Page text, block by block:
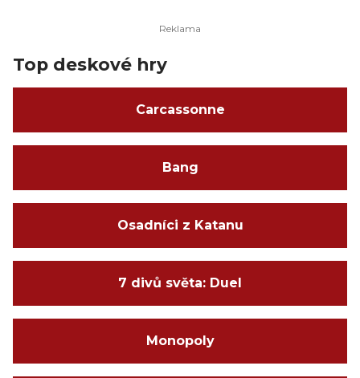
Top deskové hry
Carcassonne
Bang
Osadníci z Katanu
7 divů světa: Duel
Monopoly